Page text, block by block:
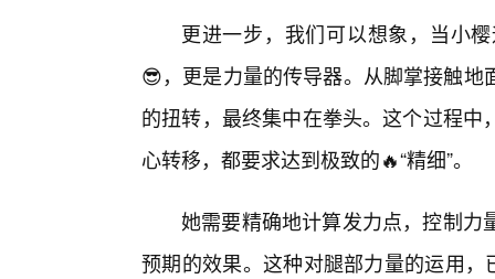
更进一步，我们可以想象，当小
😎，更是力量的传导器。从脚掌接触
的扭转，最终集中在拳头。这个过程
心转移，都要求达到极致的🔥“精细”。
她需要精确地计算发力点，控制力
预期的效果。这种对腿部力量的运用